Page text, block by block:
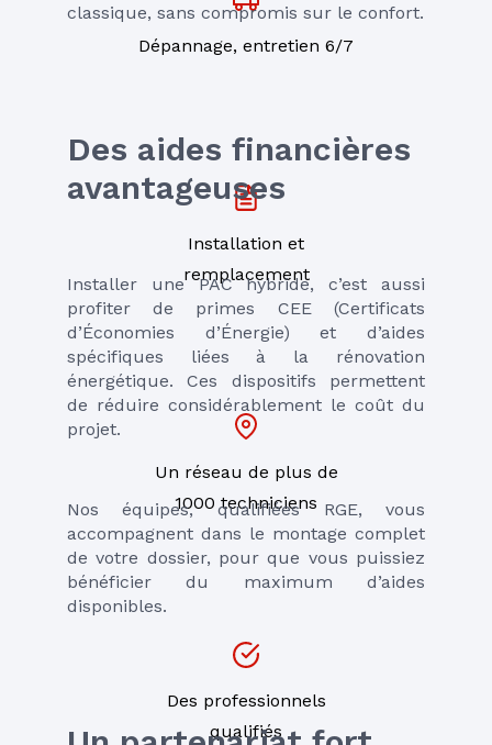
classique, sans compromis sur le confort.
Des aides financières
avantageuses
Installer une PAC hybride, c’est aussi
profiter de primes CEE (Certificats
d’Économies d’Énergie) et d’aides
spécifiques liées à la rénovation
énergétique. Ces dispositifs permettent
de réduire considérablement le coût du
projet.
Nos équipes, qualifiées RGE, vous
accompagnent dans le montage complet
de votre dossier, pour que vous puissiez
bénéficier du maximum d’aides
disponibles.
Dépannage, entretien 6/7
Installation et
remplacement
Un réseau de plus de
1000 techniciens
Des professionnels
qualifiés